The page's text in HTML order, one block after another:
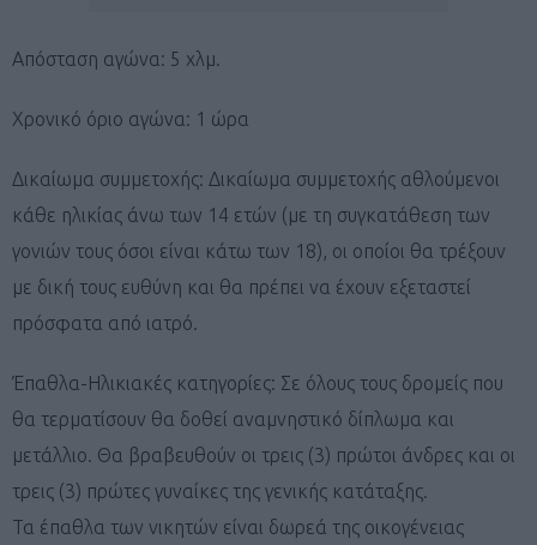
Απόσταση αγώνα: 5 χλμ.
Χρονικό όριο αγώνα: 1 ώρα
Δικαίωμα συμμετοχής: Δικαίωμα συμμετοχής αθλούμενοι
κάθε ηλικίας άνω των 14 ετών (με τη συγκατάθεση των
γονιών τους όσοι είναι κάτω των 18), οι οποίοι θα τρέξουν
με δική τους ευθύνη και θα πρέπει να έχουν εξεταστεί
πρόσφατα από ιατρό.
Έπαθλα-Ηλικιακές κατηγορίες: Σε όλους τους δρομείς που
θα τερματίσουν θα δοθεί αναμνηστικό δίπλωμα και
μετάλλιο. Θα βραβευθούν οι τρεις (3) πρώτοι άνδρες και οι
τρεις (3) πρώτες γυναίκες της γενικής κατάταξης.
Τα έπαθλα των νικητών είναι δωρεά της οικογένειας